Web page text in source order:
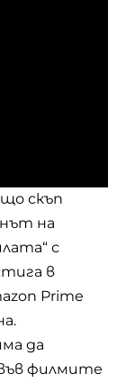
скъп
на
с
в
Prime
да
филмите